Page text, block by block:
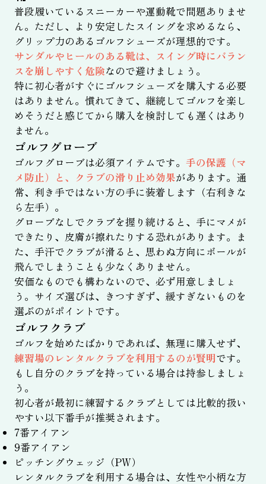
普段履いているスニーカーや運動靴で問題ありませ
ん。ただし、より安定したスイングを求めるなら、
グリップ力のあるゴルフシューズが理想的です。
サンダルやヒールのある靴は、スイング時にバラン
スを崩しやすく危険なので避けましょう。
特に初心者がすぐにゴルフシューズを購入する必要
はありません。慣れてきて、継続してゴルフを楽し
めそうだと感じてから購入を検討しても遅くはあり
ません。
ゴルフグローブ
ゴルフグローブは必須アイテムです。 手の保護（マ
メ防止）と、クラブの滑り止め効果があります。通
常、利き手ではない方の手に装着します（右利きな
ら左手）。
グローブなしでクラブを握り続けると、手にマメが
できたり、皮膚が擦れたりする恐れがあります。ま
た、手汗でクラブが滑ると、思わぬ方向にボールが
飛んでしまうことも少なくありません。
安価なものでも構わないので、必ず用意しましょ
う。サイズ選びは、きつすぎず、緩すぎないものを
選ぶのがポイントです。
ゴルフクラブ
ゴルフを始めたばかりであれば、無理に購入せず、
練習場のレンタルクラブを利用するのが賢明です。
もし自分のクラブを持っている場合は持参しましょ
う。
初心者が最初に練習するクラブとしては比較的扱い
やすい以下番手が推奨されます。
7番アイアン
9番アイアン
ピッチングウェッジ（PW）
レンタルクラブを利用する場合は、女性や小柄な方